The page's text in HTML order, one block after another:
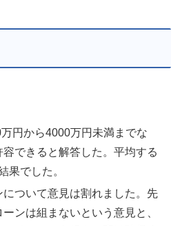
円から4000万円未満までな
できると解答した。平均する
果でした。
について意見は割れました。先
ンは組まないという意見と、